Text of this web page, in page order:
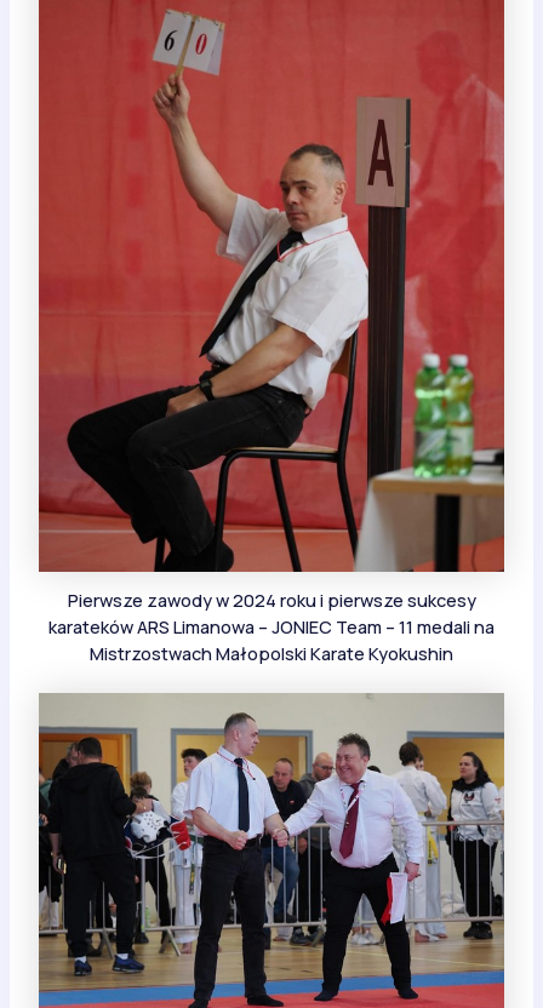
Pierwsze zawody w 2024 roku i pierwsze sukcesy
karateków ARS Limanowa – JONIEC Team – 11 medali na
Mistrzostwach Małopolski Karate Kyokushin